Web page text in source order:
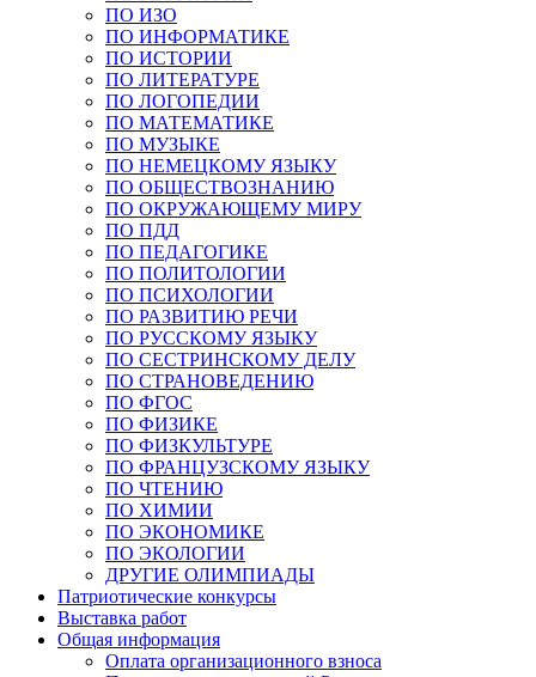
ПО ИЗО
ПО ИНФОРМАТИКЕ
ПО ИСТОРИИ
ПО ЛИТЕРАТУРЕ
ПО ЛОГОПЕДИИ
ПО МАТЕМАТИКЕ
ПО МУЗЫКЕ
ПО НЕМЕЦКОМУ ЯЗЫКУ
ПО ОБЩЕСТВОЗНАНИЮ
ПО ОКРУЖАЮЩЕМУ МИРУ
ПО ПДД
ПО ПЕДАГОГИКЕ
ПО ПОЛИТОЛОГИИ
ПО ПСИХОЛОГИИ
ПО РАЗВИТИЮ РЕЧИ
ПО РУССКОМУ ЯЗЫКУ
ПО СЕСТРИНСКОМУ ДЕЛУ
ПО СТРАНОВЕДЕНИЮ
ПО ФГОС
ПО ФИЗИКЕ
ПО ФИЗКУЛЬТУРЕ
ПО ФРАНЦУЗСКОМУ ЯЗЫКУ
ПО ЧТЕНИЮ
ПО ХИМИИ
ПО ЭКОНОМИКЕ
ПО ЭКОЛОГИИ
ДРУГИЕ ОЛИМПИАДЫ
Патриотические конкурсы
Выставка работ
Общая информация
Оплата организационного взноса